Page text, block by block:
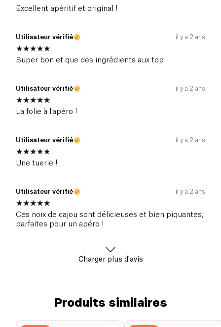
Excellent apéritif et original !
Utilisateur vérifié il y a 2 ans
Super bon et que des ingrédients aux top
Utilisateur vérifié il y a 2 ans
La folie à l'apéro !
Utilisateur vérifié il y a 2 ans
Une tuerie !
Utilisateur vérifié il y a 2 ans
Ces noix de cajou sont délicieuses et bien piquantes,
parfaites pour un apéro !
Charger plus d'avis
Produits similaires